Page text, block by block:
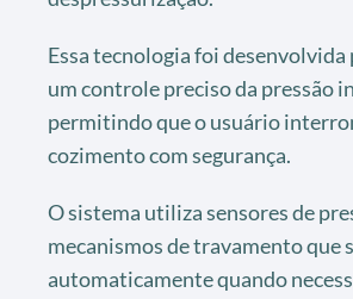
Essa tecnologia foi desenvolvida
um controle preciso da pressão
permitindo que o usuário
cozimento com segurança.
O sistema utiliza sensores de
mecanismos de travamento que
automaticamente quando